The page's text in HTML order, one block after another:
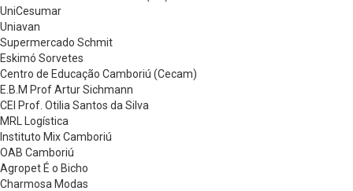
UniCesumar
Uniavan
Supermercado Schmit
Eskimó Sorvetes
Centro de Educação Camboriú (Cecam)
E.B.M Prof Artur Sichmann
CEI Prof. Otilia Santos da Silva
MRL Logística
Instituto Mix Camboriú
OAB Camboriú
Agropet É o Bicho
Charmosa Modas